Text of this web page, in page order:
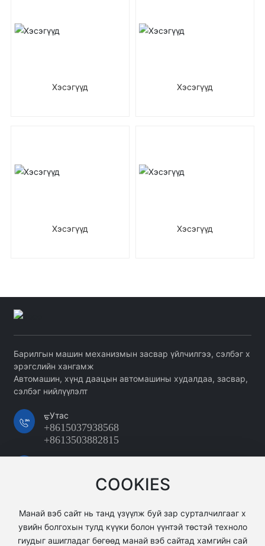
Хэсэгүүд Хэсэгүүд
Хэсэгүүд Хэсэгүүд
Барилгын машин механизмын засвар үйлчилгээ, сэлбэг х
эрэгслийн хангамж
Автомашин, хүнд даацын автомашины худалдаа, засвар,
сэлбэг нийлүүлэлт
ᠳ᠋Утас
+8615037938568
+8613503882815
ргийн Луосинь үйлдвэрлэлийн цогцолборын Сянд
и Яцзюй
COOKIES
Манай вэб сайт нь танд үзүүлж буй зар сурталчилгааг х
увийн болгохын тулд күүки болон үүнтэй төстэй техноло
гиудыг ашигладаг бөгөөд манай вэб сайтад хамгийн сай